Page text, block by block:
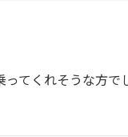
てくれそうな方で